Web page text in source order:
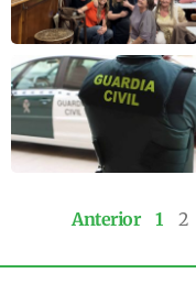
Anterior 1 2